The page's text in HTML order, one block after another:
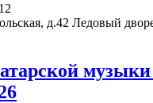
д.42 Ледовый